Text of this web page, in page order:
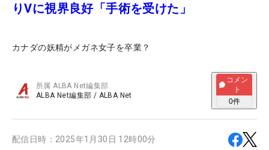
りVに視界良好「手術を受けた」
カナダの妖精がメガネ女子を卒業？
所属ALBA Net編集部
ALBA Net編集部 / ALBA Net
コメン
ト
0件
配信日時： 2025年1月30日 12時00分